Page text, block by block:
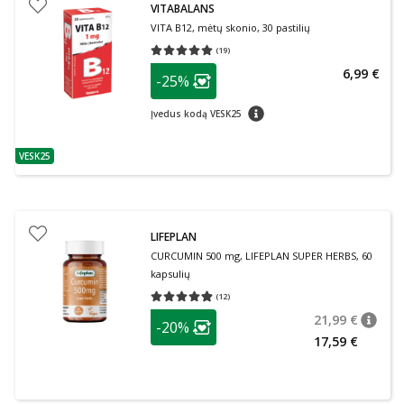
patarimas
VESK25
VITABALANS
VITA B12, mėtų skonio, 30 pastilių
(19)
Vidutinis įvertinimas 5.00
patarimas
Lojalumo klubo narių nuolaida
-25%
Įvedus kodą VESK25 patarimas
6,99 €
LIFEPLAN
CURCUMIN 500 mg, LIFEPLAN SUPER HERBS, 60
kapsulių
(12)
Vidutinis įvertinimas 4.83
patarimas
Lojalumo klubo narių nuolaida
-20% 21,99 €
17,59 €